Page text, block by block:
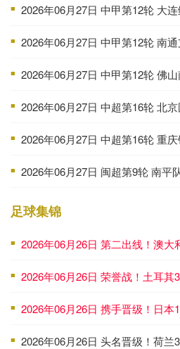
■ 2026年06月27日 中甲第12轮 大连鲲城 VS
■ 2026年06月27日 中甲第12轮 南通支云
■ 2026年06月27日 中甲第12轮 佛山南狮
■ 2026年06月27日 中超第16轮 北京国安
■ 2026年06月27日 中超第16轮 重庆铜梁龙
■ 2026年06月27日 闽超第9轮 南平队
足球集锦
■ 2026年06月26日 第二出线！澳大利亚0-0闷平巴拉圭
■ 2026年06月26日 荣誉战！土耳其3-2绝杀美国 土耳其3
■ 2026年06月26日 携手晋级！日本1-1瑞典 埃兰加精彩
■ 2026年06月26日 头名晋级！荷兰3-1突尼斯晋级32强将